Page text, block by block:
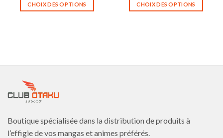
CHOIX DES OPTIONS
Les
être
sur
la
CHOIX DES OPTIONS
Les
sur
Boutique spécialisée dans la distribution de produits à
l’effigie de vos mangas et animes préférés.